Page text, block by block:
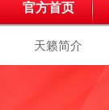
官方首页
天籁简介